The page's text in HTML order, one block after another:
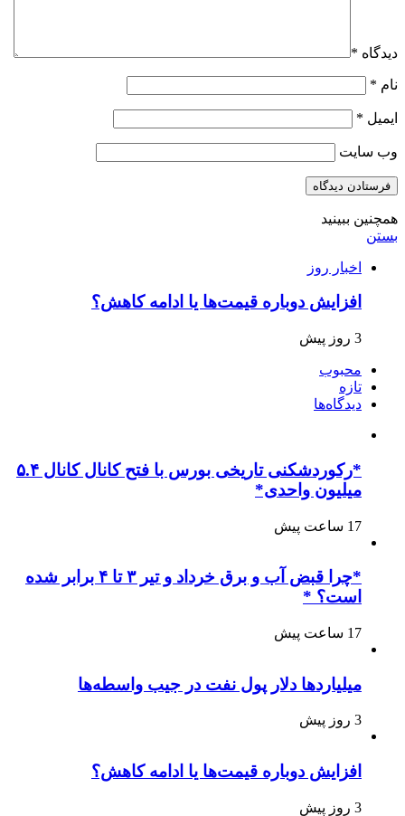
دیدگاه *
نام *
ایمیل *
وب‌ سایت
همچنین ببینید
بستن
اخبار روز
افزایش دوباره قیمت‌ها یا ادامه کاهش؟
3 روز پیش
محبوب
تازه
دیدگاه‌ها
*رکوردشکنی تاریخی بورس با فتح کانال کانال ۵.۴
میلیون واحدی*
17 ساعت پیش
*چرا قبض آب و برق خرداد و تیر ۳ تا ۴ برابر شده
است؟ *
17 ساعت پیش
میلیاردها دلار پول نفت در جیب واسطه‌ها
3 روز پیش
افزایش دوباره قیمت‌ها یا ادامه کاهش؟
3 روز پیش